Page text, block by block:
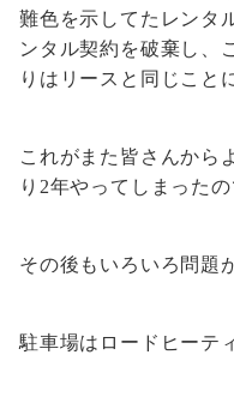
難色を示してたレンタ
ンタル契約を破棄し、
りはリースと同じこと
これがまた皆さんから
り2年やってしまったの
その後もいろいろ問題
駐車場はロードヒーテ